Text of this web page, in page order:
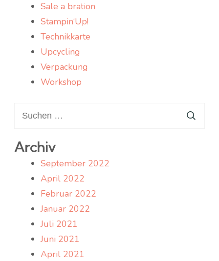
Sale a bration
Stampin‘Up!
Technikkarte
Upcycling
Verpackung
Workshop
nach:
Archiv
September 2022
April 2022
Februar 2022
Januar 2022
Juli 2021
Juni 2021
April 2021